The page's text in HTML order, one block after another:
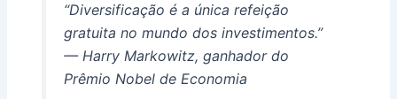
“Diversificação é a única refeição
gratuita no mundo dos investimentos.”
— Harry Markowitz, ganhador do
Prêmio Nobel de Economia